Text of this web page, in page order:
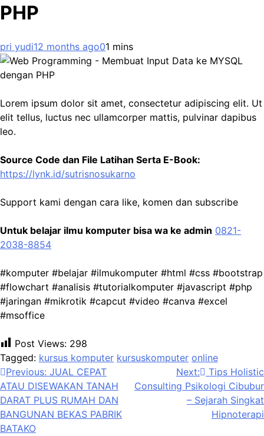
PHP
pri yudi12 months ago01 mins
Lorem ipsum dolor sit amet, consectetur adipiscing elit. Ut
elit tellus, luctus nec ullamcorper mattis, pulvinar dapibus
leo.
Source Code dan File Latihan Serta E-Book:
https://lynk.id/sutrisnosukarno
Support kami dengan cara like, komen dan subscribe
Untuk belajar ilmu komputer bisa wa ke admin 0821-
2038-8854
#komputer #belajar #ilmukomputer #html #css #bootstrap
#flowchart #analisis #tutorialkomputer #javascript #php
#jaringan #mikrotik #capcut #video #canva #excel
#msoffice
Post Views: 298
Tagged: kursus komputer kursuskomputer online
Post
navigation
Previous: JUAL CEPAT
ATAU DISEWAKAN TANAH
DARAT PLUS RUMAH DAN
BANGUNAN BEKAS PABRIK
BATAKO
Next:
Tips Holistic
Consulting Psikologi Cibubur
– Sejarah Singkat
Hipnoterapi